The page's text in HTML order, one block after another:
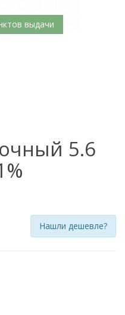
выдачи
5.6
Нашли дешевле?